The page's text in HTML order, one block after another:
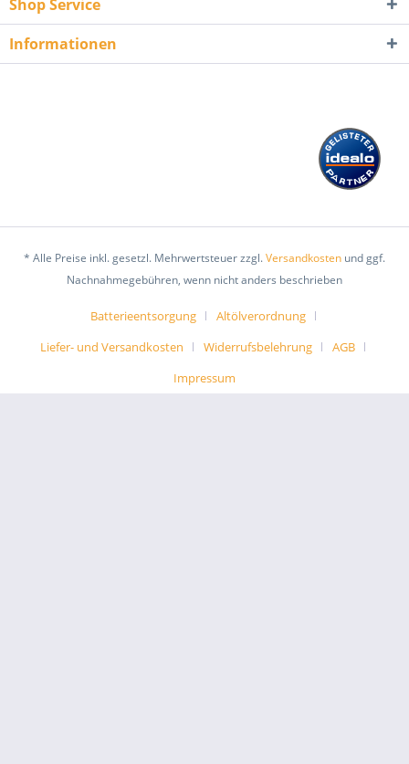
Shop Service
Informationen
* Alle Preise inkl. gesetzl. Mehrwertsteuer zzgl.Versandkosten und ggf.
Nachnahmegebühren, wenn nicht anders beschrieben
Batterieentsorgung
Altölverordnung
Liefer- und Versandkosten
Widerrufsbelehrung
AGB
Impressum